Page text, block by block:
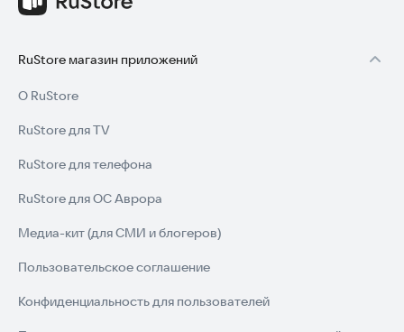
RuStore магазин приложений
О RuStore
RuStore для TV
RuStore для телефона
RuStore для ОС Аврора
Медиа-кит (для СМИ и блогеров)
Пользовательское соглашение
Конфиденциальность для пользователей